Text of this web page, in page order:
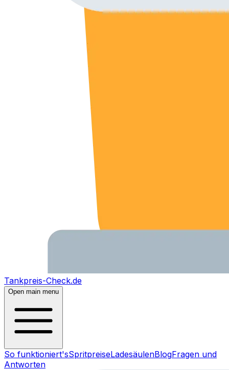
Tankpreis-Check.de
Open main menu
So funktioniert'sSpritpreiseLadesäulenBlogFragen und
Antworten